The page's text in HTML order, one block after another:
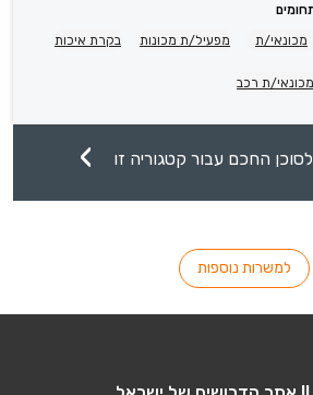
מכונאי/ת מפעיל/ת מכונות בקרת איכות
מכונאי/ת רכב
החכם עבור קטגוריה זו
למשרות נוספות